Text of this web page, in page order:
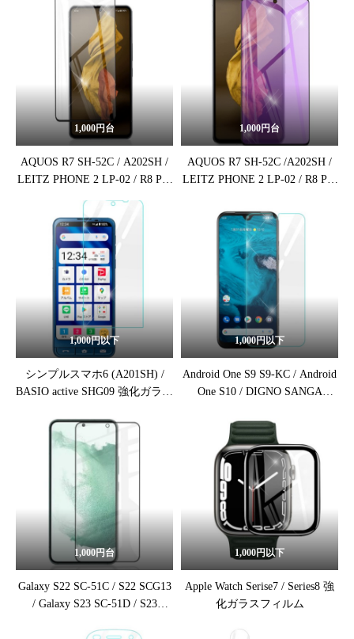
1,000円台
AQUOS R7 SH-52C / A202SH /
LEITZ PHONE 2 LP-02 / R8 Pro
ム
1,000円台
AQUOS R7 SH-52C /A202SH /
LEITZ PHONE 2 LP-02 / R8 Pro
護フィルム
1,000円以下
シンプルスマホ6 (A201SH) /
BASIO active SHG09 強化ガラス
1,000円以下
Android One S9 S9-KC / Android
One S10 / DIGNO SANGA
フィルム
1,000円台
Galaxy S22 SC-51C / S22 SCG13
/ Galaxy S23 SC-51D / S23
1,000円以下
Apple Watch Serise7 / Series8 強
化ガラスフィルム